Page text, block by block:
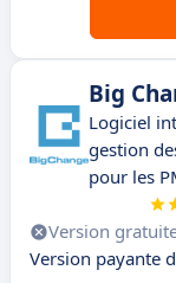
Big
Logiciel
gestion
pour les
Version
Version payante